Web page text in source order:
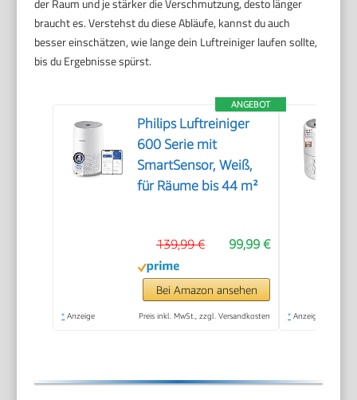
braucht es. Verstehst du diese Abläufe, kannst du auch
besser einschätzen, wie lange dein Luftreiniger laufen sollte,
bis du Ergebnisse spürst.
ANGEBOT
Philips Luftreiniger
600 Serie mit
SmartSensor, Weiß,
für Räume bis 44 m²
99,99 €
139,99 €
Bei Amazon ansehen
* Anzeige Preis inkl. MwSt., zzgl. Versandkosten * Anzeige